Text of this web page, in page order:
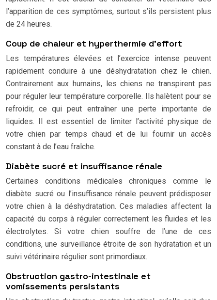
l’apparition de ces symptômes, surtout s’ils persistent plus
de 24 heures.
Coup de chaleur et hyperthermie d’effort
Les températures élevées et l’exercice intense peuvent
rapidement conduire à une déshydratation chez le chien.
Contrairement aux humains, les chiens ne transpirent pas
pour réguler leur température corporelle. Ils halètent pour se
refroidir, ce qui peut entraîner une perte importante de
liquides. Il est essentiel de limiter l’activité physique de
votre chien par temps chaud et de lui fournir un accès
constant à de l’eau fraîche.
Diabète sucré et insuffisance rénale
Certaines conditions médicales chroniques comme le
diabète sucré ou l’insuffisance rénale peuvent prédisposer
votre chien à la déshydratation. Ces maladies affectent la
capacité du corps à réguler correctement les fluides et les
électrolytes. Si votre chien souffre de l’une de ces
conditions, une surveillance étroite de son hydratation et un
suivi vétérinaire régulier sont primordiaux.
Obstruction gastro-intestinale et
vomissements persistants